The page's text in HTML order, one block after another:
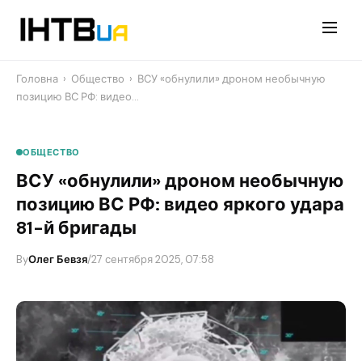
Головна › Общество › ​ВСУ «обнулили» дроном необычную
позицию ВС РФ: видео…
ОБЩЕСТВО
​ВСУ «обнулили» дроном необычную
позицию ВС РФ: видео яркого удара
81-й бригады
ByОлег Бевзя/27 сентября 2025, 07:58